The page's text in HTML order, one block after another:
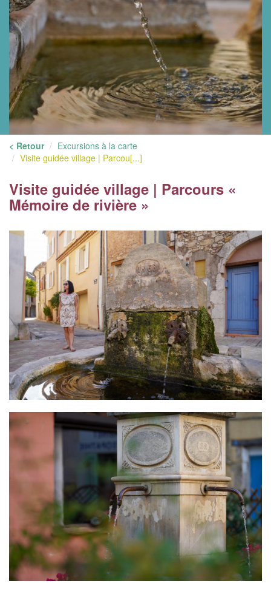
< Retour
Excursions à la carte
Visite guidée village | Parcou[...]
Visite guidée village | Parcours «
Mémoire de rivière »